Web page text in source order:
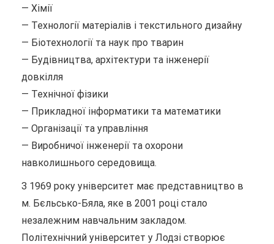
— Хімії
— Технології матеріалів і текстильного дизайну
— Біотехнології та наук про тварин
— Будівництва, архітектури та інженерії
довкілля
— Технічної фізики
— Прикладної інформатики та математики
— Організації та управління
— Виробничої інженерії та охорони
навколишнього середовища.
З 1969 року університет має представництво в
м. Бєльсько-Бяла, яке в 2001 році стало
незалежним навчальним закладом.
Політехнічний університет у Лодзі створює